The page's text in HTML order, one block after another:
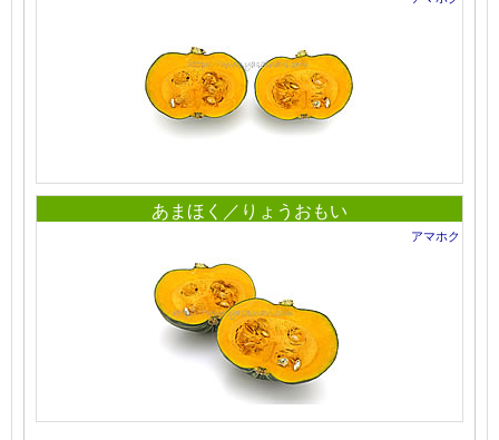
あまほく／りょうおもい
アマホク